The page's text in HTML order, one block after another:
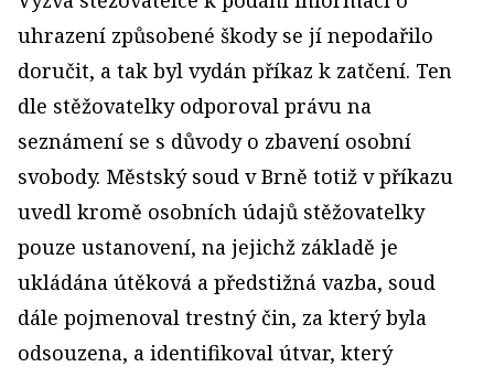
uhrazení způsobené škody se jí nepodařilo
doručit, a tak byl vydán příkaz k zatčení. Ten
dle stěžovatelky odporoval právu na
seznámení se s důvody o zbavení osobní
svobody. Městský soud v Brně totiž v příkazu
uvedl kromě osobních údajů stěžovatelky
pouze ustanovení, na jejichž základě je
ukládána útěková a předstižná vazba, soud
dále pojmenoval trestný čin, za který byla
odsouzena, a identifikoval útvar, který